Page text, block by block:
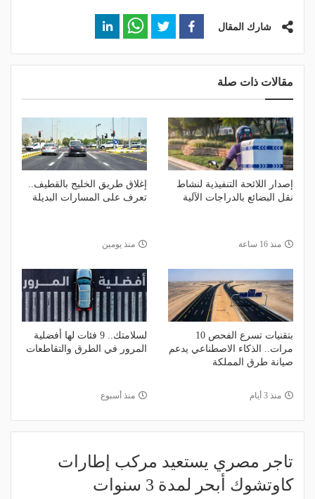
شارك المقال
مقالات ذات صلة
إصدار اللائحة التنفيذية لنشاط
نقل البضائع بالدراجات الآلية
منذ 16 ساعة
إغلاق طريق الخليج بالقطيف..
تعرف على المسارات البديلة
منذ يومين
بتقنيات تسرع الفحص 10
مرات.. الذكاء الاصطناعي يدعم
صيانة طرق المملكة
منذ 3 أيام
لسلامتك.. 9 فئات لها أفضلية
المرور في الطرق والتقاطعات
منذ أسبوع
تاجر مصري يستعيد مركب إطارات
كاوتشوك أبحر لمدة 3 سنوات